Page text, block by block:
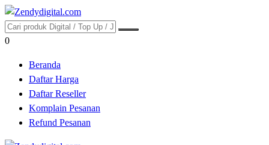
0
Beranda
Daftar Harga
Daftar Reseller
Komplain Pesanan
Refund Pesanan